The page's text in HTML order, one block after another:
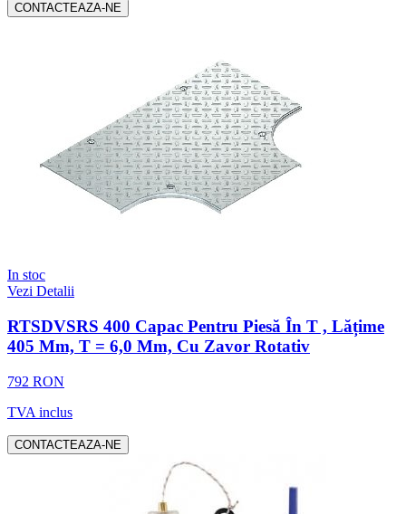
CONTACTEAZA-NE
In stoc
Vezi Detalii
RTSDVSRS 400 Capac Pentru Piesă În T , Lățime
405 Mm, T = 6,0 Mm, Cu Zavor Rotativ
792 RON
TVA inclus
CONTACTEAZA-NE